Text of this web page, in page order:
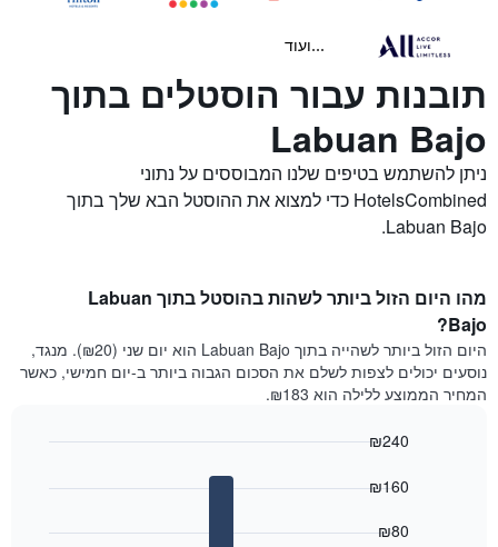
...ועוד
תובנות עבור הוסטלים בתוך
Labuan Bajo
ניתן להשתמש בטיפים שלנו המבוססים על נתוני
HotelsCombined כדי למצוא את ההוסטל הבא שלך בתוך
Labuan Bajo.
מהו היום הזול ביותר לשהות בהוסטל בתוך Labuan
Bajo?
היום הזול ביותר לשהייה בתוך Labuan Bajo הוא יום שני (₪20). מנגד,
נוסעים יכולים לצפות לשלם את הסכום הגבוה ביותר ב-יום חמישי, כאשר
המחיר הממוצע ללילה הוא ₪183.
₪80
₪160
₪240